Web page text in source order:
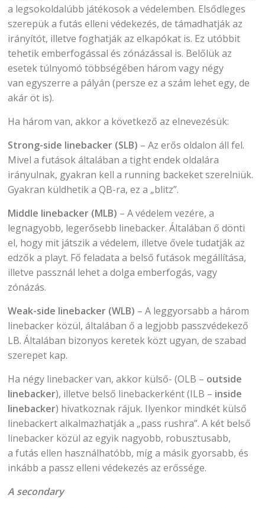
a legsokoldalúbb játékosok a védelemben. Elsődleges
szerepük a futás elleni védekezés, de támadhatják az
irányítót, illetve foghatják az elkapókat is. Ez utóbbit
tehetik emberfogással és zónázással is. Belőlük az
esetek túlnyomó többségében három vagy négy
van egyszerre a pályán (persze ez a szám lehet egy, de
akár öt is).
Ha három van, akkor a következő az elnevezésük:
Strong-side linebacker (SLB) – Az erős oldalon áll fel.
Mivel a futások általában a tight endek oldalára
irányulnak, gyakran kell a running backeket szerelniük.
Gyakran küldhetik a QB-ra, ez a „blitz”.
Middle linebacker (MLB) – A védelem vezére, a
legnagyobb, legerősebb linebacker. Általában ő dönti
el, hogy mit játszik a védelem, illetve ővele tudatják az
edzők a playt. Fő feladata a belső futások megállítása,
illetve passznál lehet a dolga emberfogás, vagy
zónázás.
Weak-side linebacker (WLB) – A leggyorsabb a három
linebacker közül, általában ő a legjobb passzvédekező
LB. Általában bizonyos keretek közt ugyan, de szabad
szerepet kap.
Ha négy linebacker van, akkor külső- (OLB – outside
linebacker), illetve belső linebackerként (ILB – inside
linebacker) hivatkoznak rájuk. Ilyenkor mindkét külső
linebackert alkalmazhatják a „pass rushra”. A két belső
linebacker közül az egyik nagyobb, robusztusabb,
a futás ellen használhatóbb, míg a másik gyorsabb, és
inkább a passz elleni védekezés az erőssége.
A secondary